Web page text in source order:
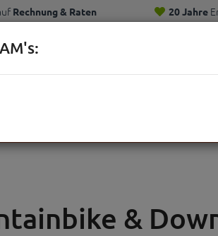
Rechnung & Raten 20 Jahre
&